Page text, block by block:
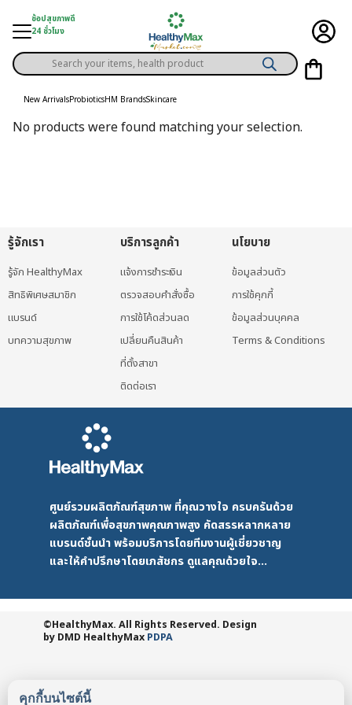
content
ช้อปสุขภาพดี
24 ชั่วโมง
Solution
Products
search
New ArrivalsProbioticsHM BrandsSkincare
No products were found matching your selection.
คุกกี้บนไซต์นี้
รู้จักเรา
รู้จัก HealthyMax
สิทธิพิเศษสมาชิก
แบรนด์
บทความสุขภาพ
บริการลูกค้า
แจ้งการชำระเงิน
ตรวจสอบคำสั่งซื้อ
การใช้โค้ดส่วนลด
เปลี่ยนคืนสินค้า
ที่ตั้งสาขา
ติดต่อเรา
นโยบาย
ข้อมูลส่วนตัว
การใช้คุกกี้
ข้อมูลส่วนบุคคล
Terms & Conditions
ศูนย์รวมผลิตภัณฑ์สุขภาพ ที่คุณวางใจ ครบครันด้วย
ผลิตภัณฑ์เพื่อสุขภาพคุณภาพสูง คัดสรรหลากหลาย
แบรนด์ชั้นนำ พร้อมบริการโดยทีมงานผู้เชี่ยวชาญ
และให้คำปรึกษาโดยเภสัชกร ดูแลคุณด้วยใจ...
©HealthyMax. All Rights Reserved. Design
by DMD HealthyMax PDPA